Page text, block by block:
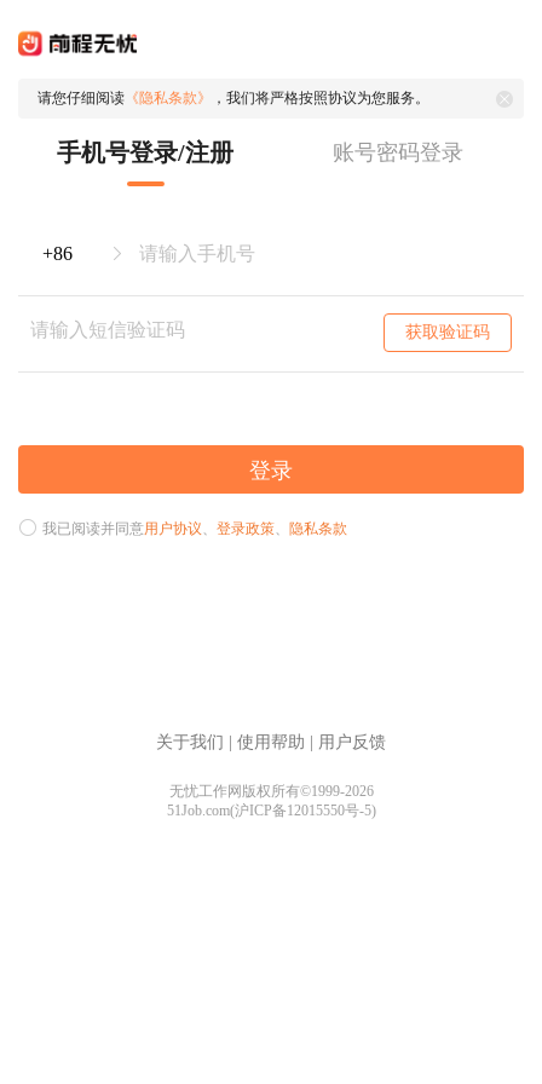
请您仔细阅读 《隐私条款》 ，我们将严格按照协议为您服务。
手机号登录/注册 账号密码登录
获取验证码
登录
我已阅读并同意用户协议、 登录政策、 隐私条款
关于我们 使用帮助 用户反馈
无忧工作网版权所有©1999-2026
51Job.com(沪ICP备12015550号-5)